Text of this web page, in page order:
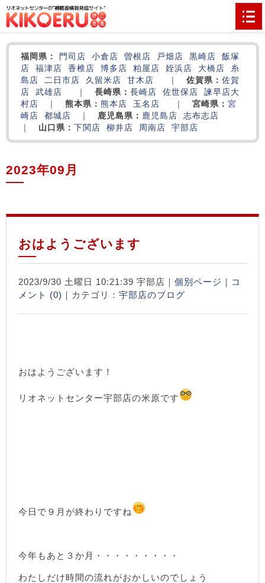
福岡県： 門司店 小倉店 曽根店 戸畑店 黒崎店
飯塚
店
福津店 香椎店 博多店 粕屋店 姪浜店 大橋店
糸
島店
二日市店 久留米店 甘木店 佐賀県： 佐賀
店
武雄店 長崎県： 長崎店 佐世保店 諫早店大
村店
熊本県： 熊本店 玉名店 宮崎県： 宮
崎店
都城店 鹿児島県： 鹿児島店
志布志店
山口県： 下関店 柳井店 周南店 宇部店
2023年09月
おはようございます
2023/9/30 土曜日 10:21:39 宇部店｜ 個別ページ ｜ コ
メント (0) ｜カテゴリ： 宇部店のブログ
おはようございます！
リオネットセンター宇部店の米原です
今日で９月が終わりですね
今年もあと３か月・・・・・・・・・
わたしだけ時間の流れがおかしいのでしょう